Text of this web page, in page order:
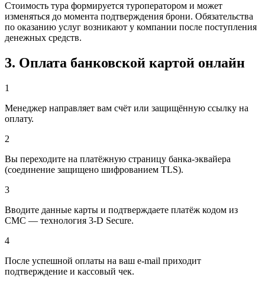
Стоимость тура формируется туроператором и может
изменяться до момента подтверждения брони. Обязательства
по оказанию услуг возникают у компании после поступления
денежных средств.
3. Оплата банковской картой онлайн
1
Менеджер направляет вам счёт или защищённую ссылку на
оплату.
2
Вы переходите на платёжную страницу банка-эквайера
(соединение защищено шифрованием TLS).
3
Вводите данные карты и подтверждаете платёж кодом из
СМС — технология 3-D Secure.
4
После успешной оплаты на ваш e-mail приходит
подтверждение и кассовый чек.